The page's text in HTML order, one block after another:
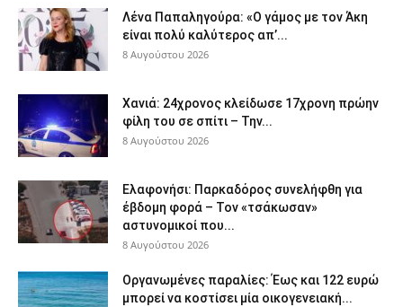
Λένα Παπαληγούρα: «Ο γάμος με τον Άκη
είναι πολύ καλύτερος απ’...
8 Αυγούστου 2026
Χανιά: 24χρονος κλείδωσε 17χρονη πρώην
φίλη του σε σπίτι – Την...
8 Αυγούστου 2026
Ελαφονήσι: Παρκαδόρος συνελήφθη για
έβδομη φορά – Τον «τσάκωσαν»
αστυνομικοί που...
8 Αυγούστου 2026
Οργανωμένες παραλίες: Έως και 122 ευρώ
μπορεί να κοστίσει μία οικογενειακή...